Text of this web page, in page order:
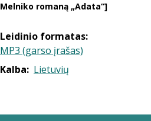
Melniko romaną „Adata“]
Leidinio formatas:
MP3 (garso įrašas)
Kalba: Lietuvių